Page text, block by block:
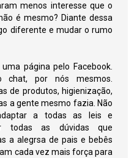
menos interesse que o
é mesmo? Diante dessa
diferente e mudar o rumo
página pelo Facebook.
chat, por nós mesmos.
de produtos, higienização,
a gente mesmo fazia. Não
a todas as leis e
todas as dúvidas que
a alegrsa de pais e bebês
cada vez mais força para